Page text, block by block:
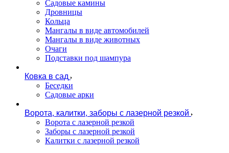
Садовые камины
Дровницы
Кольца
Мангалы в виде автомобилей
Мангалы в виде животных
Очаги
Подставки под шампура
Ковка в сад
Беседки
Садовые арки
Ворота, калитки, заборы с лазерной резкой
Ворота с лазерной резкой
Заборы с лазерной резкой
Калитки с лазерной резкой